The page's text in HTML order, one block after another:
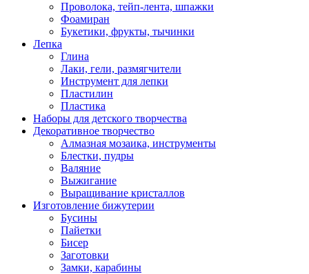
Проволока, тейп-лента, шпажки
Фоамиран
Букетики, фрукты, тычинки
Лепка
Глина
Лаки, гели, размягчители
Инструмент для лепки
Пластилин
Пластика
Наборы для детского творчества
Декоративное творчество
Алмазная мозаика, инструменты
Блестки, пудры
Валяние
Выжигание
Выращивание кристаллов
Изготовление бижутерии
Бусины
Пайетки
Бисер
Заготовки
Замки, карабины